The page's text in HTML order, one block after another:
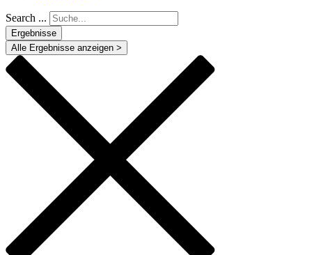
Search ...
Ergebnisse
Alle Ergebnisse anzeigen >